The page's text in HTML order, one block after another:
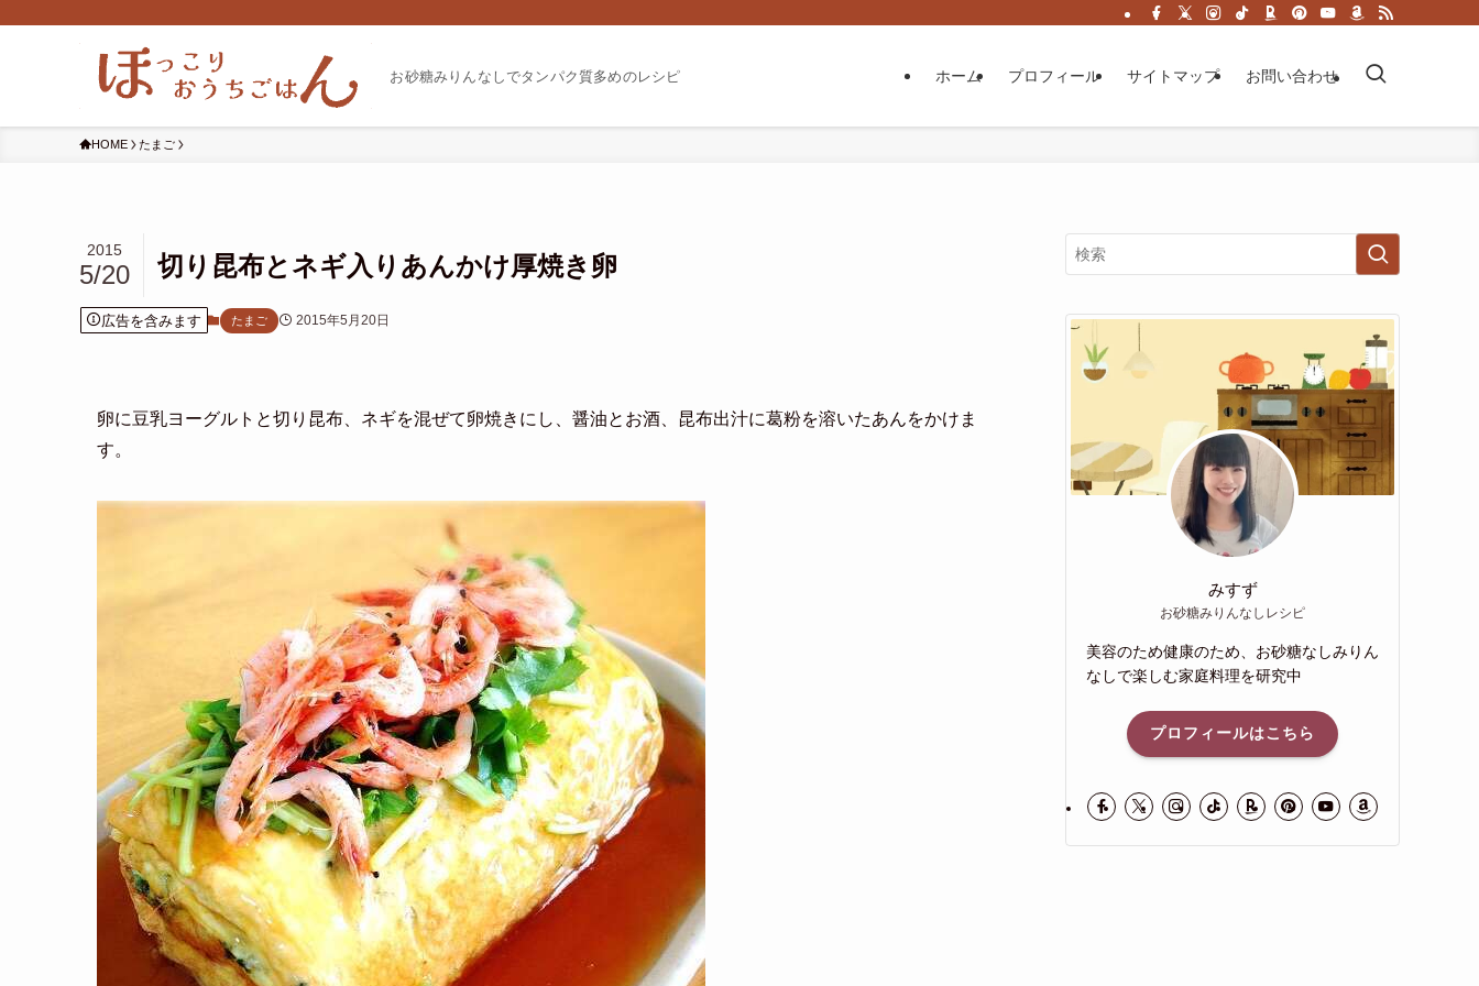
お砂糖みりんなしでタンパク質多めのレシピ ホーム プロフィール サイトマップ お問い合わせ
HOME たまご
切り昆布とネギ入りあんかけ厚焼き卵
2015
5/20
広告を含みます たまご 2015年5月20日
卵に豆乳ヨーグルトと切り昆布、ネギを混ぜて卵焼きにし、醤油とお酒、昆布出汁に葛粉を溶いたあんをかけま
す。
みすず
お砂糖みりんなしレシピ
美容のため健康のため、お砂糖なしみりん
なしで楽しむ家庭料理を研究中
プロフィールはこちら